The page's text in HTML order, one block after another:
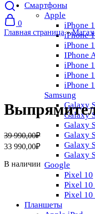
Смартфоны
Apple
iPhone
iPhone
iPhone
IPhone
iPhone
iPhone
iPhone
Samsung
Galaxy
Galaxy
Galaxy
Galaxy
Galaxy
Galaxy
Google
Pixel 10
Pixel 10
Pixel 10
Планшеты
0
Главная страница»
39 990,00₽
Первоначальная
цена
составляла
39
33 990,00₽
Текущая
цена:
33
990,00₽.
В наличии